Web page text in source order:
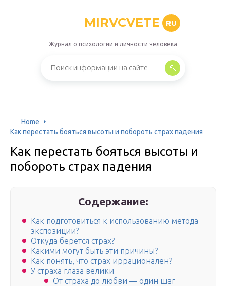
MIRVCVETE RU
Журнал о психологии и личности человека
Home
Как перестать бояться высоты и побороть страх падения
Как перестать бояться высоты и
побороть страх падения
Содержание:
Как подготовиться к использованию метода
экспозиции?
Откуда берется страх?
Какими могут быть эти причины?
Как понять, что страх иррационален?
У страха глаза велики
От страха до любви — один шаг